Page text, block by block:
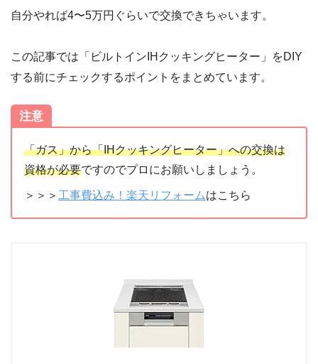
自分やれば4〜5万円ぐらいで交換できちゃいます。
この記事では「ビルトインIHクッキングヒーター」をDIY
する前にチェックするポイントをまとめています。
注意
「ガス」から「IHクッキングヒーター」への交換は
資格が必要ですのでプロにお願いしましょう。
＞＞＞ 工事費込み！楽天リフォームはこちら